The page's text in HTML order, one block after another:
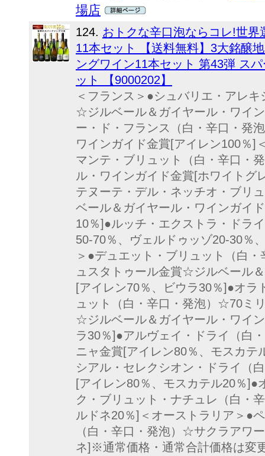
場店
124. おトクな辛口泡ならコレ!世
11本セット 【送料無料】3大銘醸
ングワイン11本セット 第43弾 ス
ット 【9000202】
＜フランス＞●シュバリエ・アレ
☆ジルベール＆ガイヤール・ワイ
ー・ド・フランス（白・辛口・発
ワインガイド金賞[アイレン100％]
マンテ・ブリュット（白・辛口・
ル・ワインガイド金賞[ホワイトグ
テヌーテ・デル・ネッチオ・ブリ
ベール＆ガイヤール・ワインガイ
10％]●ルッチ・エクストラ・ドラ
50-70％、ヴェルドゥッゾ20-30％
＞●デュエット・ブリュット（白
ュスタトゥール金賞☆ジルベール
[アイレン70％、ビウラ30％]●オラ
ュット（白・辛口・発泡）☆70ミ
☆ジルベール＆ガイヤール・ワイ
ラ30％]●アルヴェイ・ドライ（白
ニャ金賞[アイレン80％、モスカ
シアル・セレクシオン・ドライ（
[アイレン80％、モスカテル20％]●
ク・ブリュット・ナチュレ（白・
ルドネ20％]＜オーストラリア＞●
（白・辛口・発泡）☆サクラアワ
ネ]※通常価格・通常合計価格は変